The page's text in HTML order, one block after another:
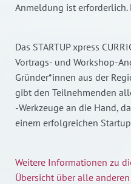
Anmeldung ist erforderlich.
Das STARTUP xpress
Vortrags- und Workshop-
Gründer*innen aus der
gibt den Teilnehmenden
-Werkzeuge an die Hand,
einem erfolgreichen
Weitere Informationen zu
Übersicht über alle